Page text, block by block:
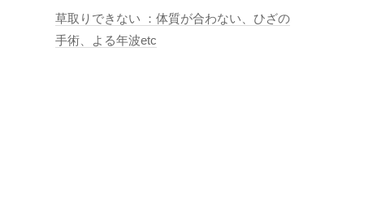
草取りできない ：体質が合わない、ひざの
手術、よる年波etc